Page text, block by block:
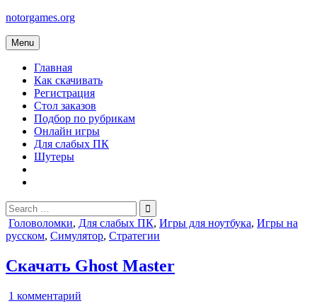
Skip
content
notorgames.org
Menu
Главная
Как скачивать
Регистрация
Стол заказов
Подбор по рубрикам
Онлайн игры
Для слабых ПК
Шутеры
Search
for:
Posted
in
Головоломки, Для слабых ПК, Игры для ноутбука, Игры на
русском, Симулятор, Стратегии
Скачать Ghost Master
1 комментарий